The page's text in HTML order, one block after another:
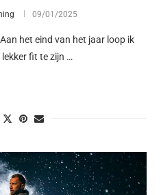
09/01/2025
het eind van het jaar loop ik
fit te zijn …